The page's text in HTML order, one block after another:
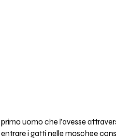
uomo che l'avesse
i gatti nelle moschee